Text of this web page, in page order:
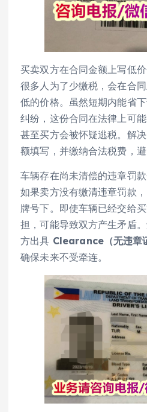
买卖双方在合同金额上写低
很多人为了少缴税，会在合
低的价格。虽然短期内能省
纠纷，这份合同在法律上可
甚至买方会被怀疑逃税。解
额填写，并缴纳合法税费，避
车辆存在尚未清偿的违章罚
如果卖方没有缴清违章罚款
牌号下。即使车辆已经交给
担，可能导致双方产生矛盾
方出具 Clearance（无违章
确保未来不受牵连。